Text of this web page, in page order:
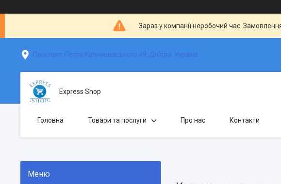
Зараз у компанії неробочий час.
Проспект Петра Калнишевського 49, Дніпро, Україна
Express Shop
Головна Товари та послуги Про нас Контакти